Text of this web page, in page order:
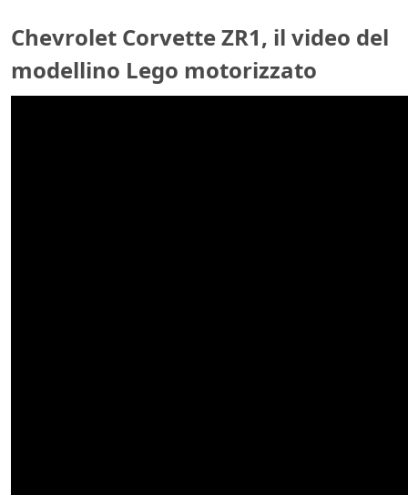
Chevrolet Corvette ZR1, il video del
modellino Lego motorizzato